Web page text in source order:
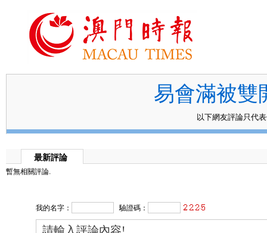
易會滿被雙
以下網友評論只代
最新評論
暫無相關評論.
我的名字： 驗證碼：